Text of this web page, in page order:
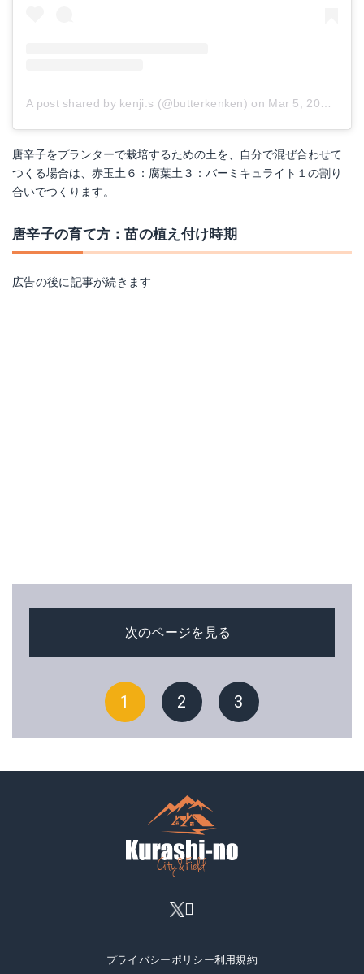
A post shared by kenji.s (@butterkenken) on Mar 5, 2016 at 3:53pm PST
唐辛子をプランターで栽培するための土を、自分で混ぜ合わせて
つくる場合は、赤玉土６：腐葉土３：バーミキュライト１の割り
合いでつくります。
唐辛子の育て方：苗の植え付け時期
広告の後に記事が続きます
次のページを見る
1 2 3
プライバシーポリシー利用規約